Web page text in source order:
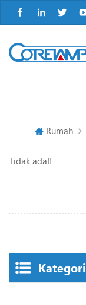
Rumah
Tidak ada!!
Kategori